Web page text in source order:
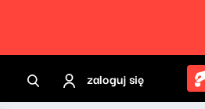
zaloguj się